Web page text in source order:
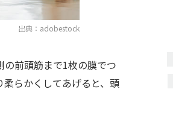
出典：adobestock
前頭筋まで1枚の膜でつ
らかくしてあげると、頭